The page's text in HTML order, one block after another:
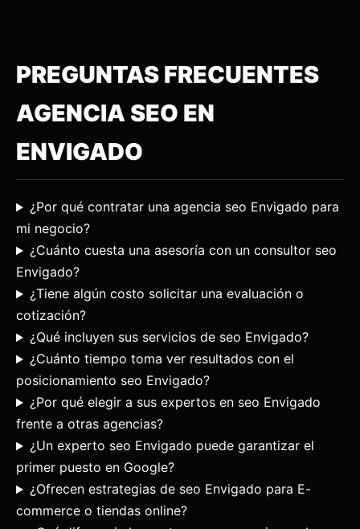
PREGUNTAS FRECUENTES
AGENCIA SEO EN
ENVIGADO
¿Por qué contratar una agencia seo Envigado para
mi negocio?
¿Cuánto cuesta una asesoría con un consultor seo
Envigado?
¿Tiene algún costo solicitar una evaluación o
cotización?
¿Qué incluyen sus servicios de seo Envigado?
¿Cuánto tiempo toma ver resultados con el
posicionamiento seo Envigado?
¿Por qué elegir a sus expertos en seo Envigado
frente a otras agencias?
¿Un experto seo Envigado puede garantizar el
primer puesto en Google?
¿Ofrecen estrategias de seo Envigado para E-
commerce o tiendas online?